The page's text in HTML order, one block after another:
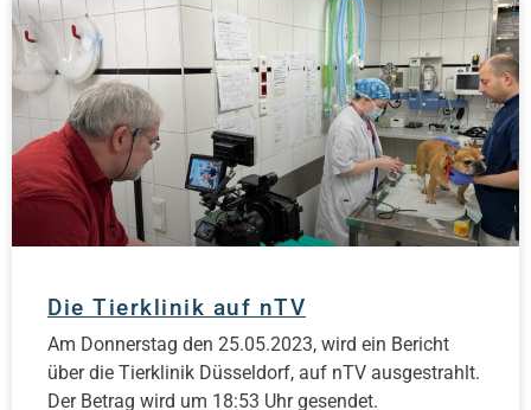
Die Tierklinik auf nTV
Am Donnerstag den 25.05.2023, wird ein Bericht
über die Tierklinik Düsseldorf, auf nTV ausgestrahlt.
Der Betrag wird um 18:53 Uhr gesendet.